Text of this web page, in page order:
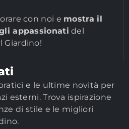
con noi e mostra il
appassionati del
Giardino!
e le ultime novità per
esterni. Trova ispirazione
di stile e le migliori